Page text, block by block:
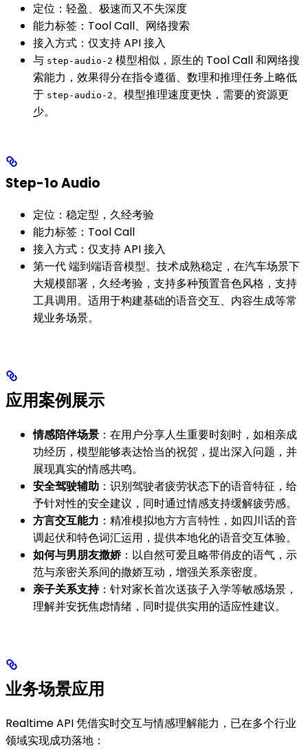
定位：轻盈、极速而又不失深度
能力标签：Tool Call、网络搜索
接入方式：仅支持 API 接入
与 step-audio-2 模型相似，原生的 Tool Call 和网络搜
索能力，效果得分在指令遵循、数理和推理任务上略低
于 step-audio-2。模型推理速度更快，需要的资源更
少。
Step-1o Audio
定位：稳定型，久经考验
能力标签：Tool Call
接入方式：仅支持 API 接入
第一代 端到端语音模型。技术成熟稳定，在汽车场景下
大规模部署，久经考验，支持多种预置音色风格，支持
工具调用。适用于构建基础的语音交互、内容生成等常
规业务场景。
应用案例展示
情感陪伴场景 ：在用户分享人生重要时刻时，如相亲成
功经历，模型能够表达恰当的祝贺，提出深入问题，并
展现真实的情感共鸣。
安全驾驶辅助 ：识别驾驶者疲劳状态下的语音特征，给
予针对性的安全建议，同时通过情感支持缓解疲劳感。
方言交互能力 ：精准模拟地方方言特性，如四川话的音
调起伏和特色词汇运用，提供本地化的语音交互体验。
如何与男朋友撒娇：以自然可爱且略带俏皮的语气，示
范与亲密关系间的撒娇互动，增强关系亲密度。
亲子关系支持：针对家长首次送孩子入学等敏感场景，
理解并安抚焦虑情绪，同时提供实用的适应性建议。
业务场景应用
Realtime API 凭借实时交互与情感理解能力，已在多个行业
领域实现成功落地：